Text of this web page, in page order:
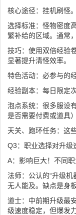
核心途径：挂机刷怪
选择标准：怪物密度
繁补给的区域。通常
技巧：使用双倍经验
显著提升清怪效率。
特色活动：必参与的
经验副本：每日限定
泡点系统：很多服设
是否需要付费或道具
天关、跑环任务：这
Q3：职业选择对升级
A：影响巨大！不同职
法师：公认的“升级
无人能及。缺点是身
道士：中前期升级最
级速度稳定，但爆发